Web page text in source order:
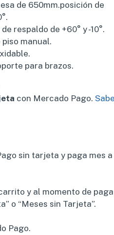
de 650mm.posición de
respaldo de +60° y -10°.
manual.
para brazos.
con Mercado Pago.
sin tarjeta y paga mes a
y al momento de
o “Meses sin Tarjeta”.
Pago.